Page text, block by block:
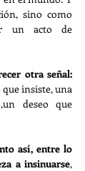
sino como
un acto de
insiste, una
deseo que
así, entre lo
a insinuarse,